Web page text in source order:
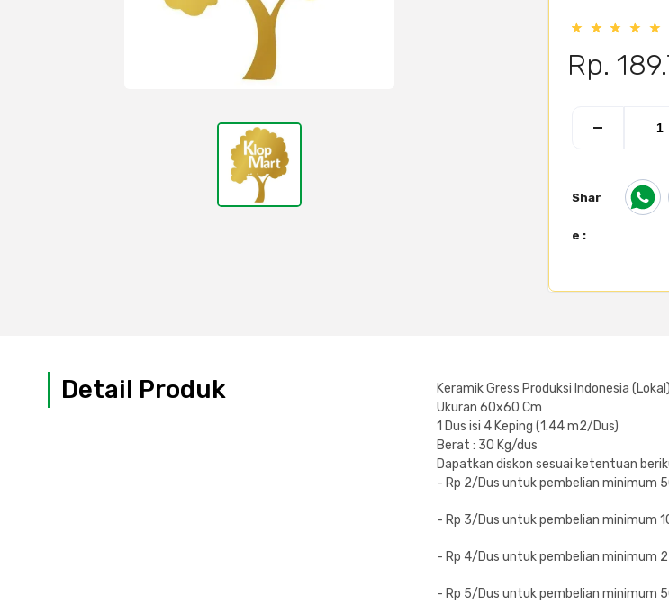
Rp.
Shar
e :
Detail Produk
Keramik Gress Produksi Indonesia (Lokal)
Ukuran 60x60 Cm
1 Dus isi 4 Keping (1.44 m2/Dus)
Berat : 30 Kg/dus
Dapatkan diskon sesuai ketentuan
- Rp 2/Dus untuk pembelian minimum
- Rp 3/Dus untuk pembelian minimum
- Rp 4/Dus untuk pembelian minimum
- Rp 5/Dus untuk pembelian minimum